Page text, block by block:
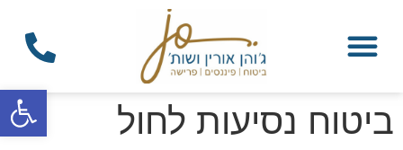
ביטוח נסיעות לחול